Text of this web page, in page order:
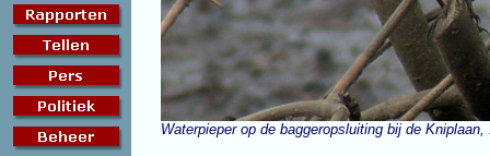
Waterpieper op de baggeropsluiting bij de Kniplaan,